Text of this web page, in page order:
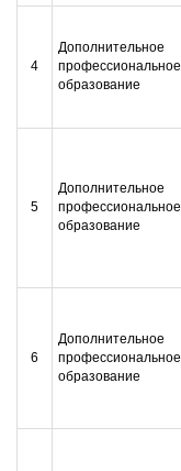
4
Дополнительное
профессиональное
образование
5
Дополнительное
профессиональное
образование
6
Дополнительное
профессиональное
образование